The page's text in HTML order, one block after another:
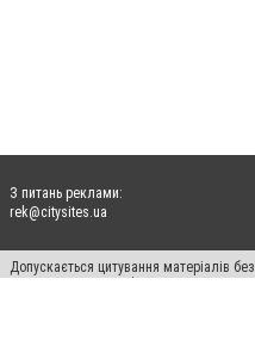
З питань реклами:
rek@citysites.ua
Допускається цитування матеріалів
пошукових систем гіперпосилання на